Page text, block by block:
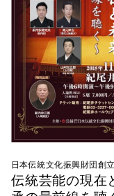
日本伝統文化振興財団創
伝統芸能の現在